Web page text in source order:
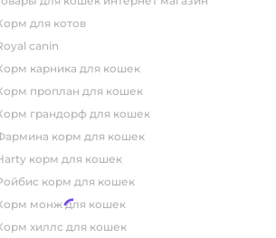
корм для котов
royal canin
корм карника для кошек
корм проплан для кошек
корм грандорф для кошек
фармина корм для кошек
harty корм для кошек
ройбис корм для кошек
корм монж для кошек
корм хиллс для кошек